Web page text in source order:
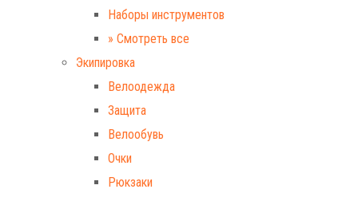
Наборы инструментов
» Смотреть все
Экипировка
Велоодежда
Защита
Велообувь
Очки
Рюкзаки